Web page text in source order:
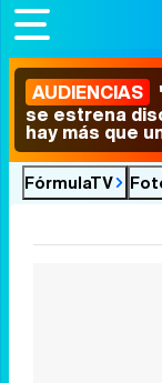
AUDIENCIAS
se estrena
hay más que
FórmulaTV